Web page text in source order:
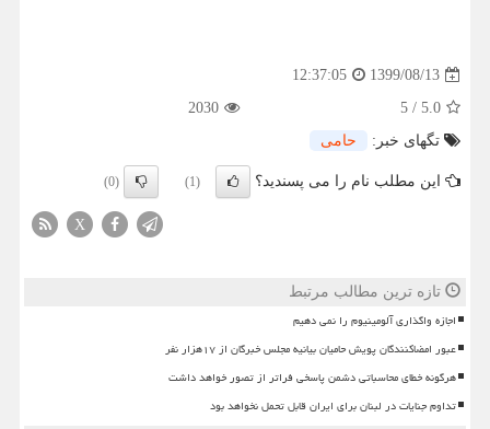
1399/08/13
12:37:05
5.0
/
5
2030
تگهای خبر:
حامی
این مطلب نام را می پسندید؟ (1)
(0)
X
تازه ترین مطالب مرتبط
اجازه واگذاری آلومینیوم را نمی دهیم
عبور امضاکنندگان پویش حامیان بیانیه مجلس خبرگان از ۱۷هزار نفر
هرگونه خطای محاسباتی دشمن پاسخی فراتر از تصور خواهد داشت
تداوم جنایات در لبنان برای ایران قابل تحمل نخواهد بود